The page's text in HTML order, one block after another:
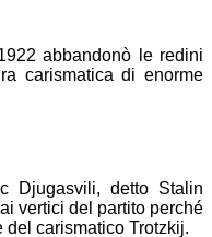
abbandonò le redini
carismatica di enorme
Djugasvili, detto Stalin
vertici del partito perché
carismatico Trotzkij.